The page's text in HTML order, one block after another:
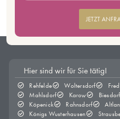
JETZT
Hier sind wir für Sie tätig!
Rehfelde Woltersdorf
Mahlsdorf
Karow Biesdorf
Köpenick
Rahnsdorf
Königs Wusterhausen